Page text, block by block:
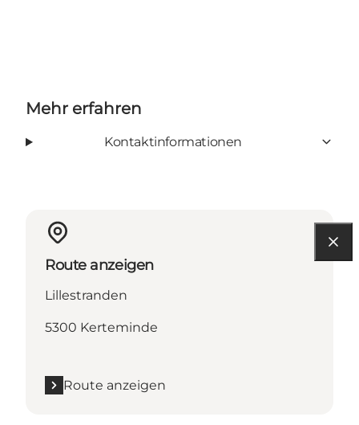
Mehr erfahren
Kontaktinformationen
Route anzeigen
Lillestranden
5300 Kerteminde
Route anzeigen